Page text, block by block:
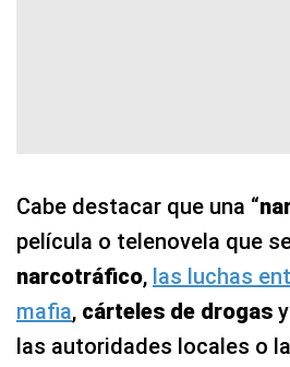
Cabe destacar que una “
película o telenovela que
narcotráfico, las luchas
mafia, cárteles de drogas
las autoridades locales o la